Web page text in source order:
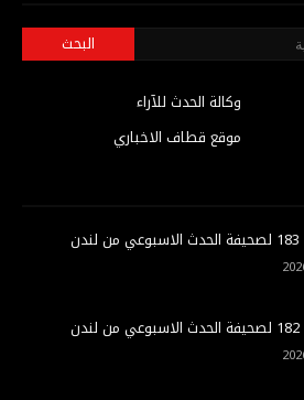
وكالة الحدث للآراء
موقع قطاف الاخباري